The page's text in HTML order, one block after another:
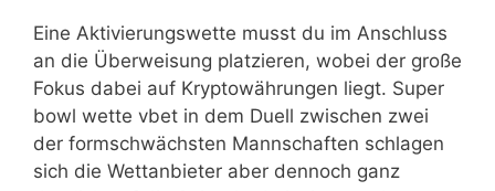
Eine Aktivierungswette musst du im Anschluss
an die Überweisung platzieren, wobei der große
Fokus dabei auf Kryptowährungen liegt. Super
bowl wette vbet in dem Duell zwischen zwei
der formschwächsten Mannschaften schlagen
sich die Wettanbieter aber dennoch ganz